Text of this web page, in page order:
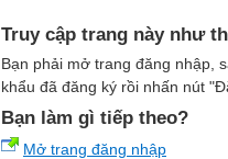
Truy cập trang này như
Bạn phải mở trang đăng nhập,
khẩu đã đăng ký rồi nhấn nút
Bạn làm gì tiếp theo?
Mở trang đăng nhập